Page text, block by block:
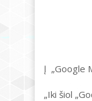
Į „Google
„Iki šiol